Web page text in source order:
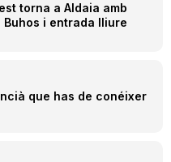
torna a Aldaia amb
Buhos i entrada lliure
que has de conéixer